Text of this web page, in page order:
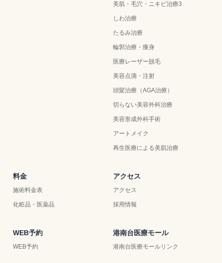
美肌・毛穴・ニキビ治療3
しわ治療
たるみ治療
輪郭治療・痩身
医療レーザー脱毛
美容点滴・注射
頭髪治療（AGA治療）
切らない美容外科治療
美容形成外科手術
アートメイク
再生医療による美肌治療
料金
施術料金表
化粧品・医薬品
アクセス
アクセス
採用情報
WEB予約
WEB予約
港南台医療モール
港南台医療モールリンク